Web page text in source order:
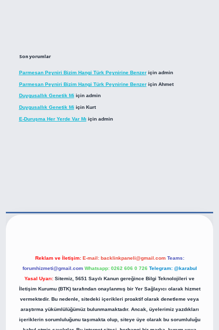
Son yorumlar
Parmesan Peyniri Bizim Hangi Türk Peynirine Benzeriçin admin
Parmesan Peyniri Bizim Hangi Türk Peynirine Benzeriçin Ahmet
Duygusallık Genetik Mi için admin
Duygusallık Genetik Mi için Kurt
E-Duruşma Her Yerde Var Mı için admin
Reklam ve İletişim: E-mail: backlinkpaneli@gmail.com Teams:
forumhizmeti@gmail.com Whatsapp: 0262 606 0 726 Telegram: @karabul
Yasal Uyarı: Sitemiz, 5651 Sayılı Kanun gereğince Bilgi Teknolojileri ve
İletişim Kurumu (BTK) tarafından onaylanmış bir Yer Sağlayıcı olarak hizmet
vermektedir. Bu nedenle, sitedeki içerikleri proaktif olarak denetleme veya
araştırma yükümlülüğümüz bulunmamaktadır. Ancak, üyelerimiz yazdıkları
içeriklerin sorumluluğunu taşımakta olup, siteye üye olarak bu sorumluluğu